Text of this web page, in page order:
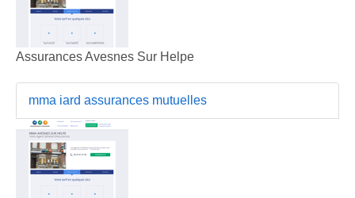
Assurances Avesnes Sur Helpe
mma iard assurances mutuelles